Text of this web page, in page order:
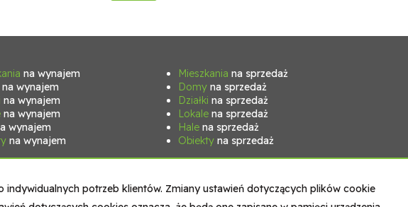
na wynajem
na wynajem
na wynajem
na wynajem
wynajem
na wynajem
Mieszkania na sprzedaż
Domyna sprzedaż
Działki na sprzedaż
Lokalena sprzedaż
Halena sprzedaż
Obiektyna sprzedaż
potrzeb klientów. Zmiany ustawień dotyczących plików cookie